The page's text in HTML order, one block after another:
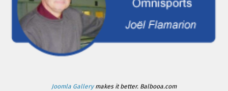
Joomla Gallerymakes it better. Balbooa.com